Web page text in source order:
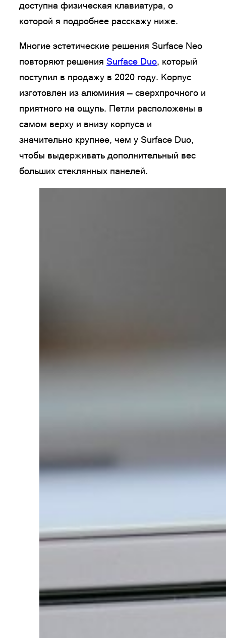
доступна физическая клавиатура, о
которой я подробнее расскажу ниже.
Многие эстетические решения Surface Neo
повторяют решения Surface Duo, который
поступил в продажу в 2020 году. Корпус
изготовлен из алюминия — сверхпрочного и
приятного на ощупь. Петли расположены в
самом верху и внизу корпуса и
значительно крупнее, чем у Surface Duo,
чтобы выдерживать дополнительный вес
больших стеклянных панелей.